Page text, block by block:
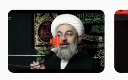
محدث زاده
زیارتی که اسباب رزق زیاد و عمر
طولانی است حجت السلام حسین